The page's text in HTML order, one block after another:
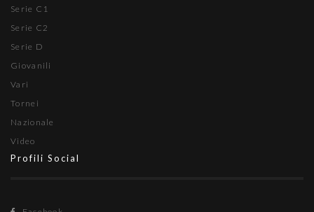
Serie C1
Serie C2
Serie D
Giovanili
Vari
Tornei
Nazionale
Video
Profili Social